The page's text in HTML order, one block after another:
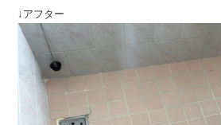
↓アフター